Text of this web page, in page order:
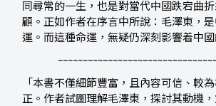
同尋常的一生，也是對當代中國跌宕曲
顧。正如作者在序言中所說：毛澤東，
運。而這種命運，無疑仍深刻影響着中國
「本書不僅細節豐富，且內容可信、較
正。作者試圖理解毛澤東，探討其動機